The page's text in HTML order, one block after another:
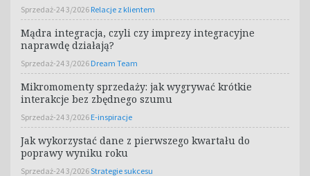
Sprzedaż-24 3/2026 Relacje z klientem
Mądra integracja, czyli czy imprezy integracyjne
naprawdę działają?
Sprzedaż-24 3/2026 Dream Team
Mikromomenty sprzedaży: jak wygrywać krótkie
interakcje bez zbędnego szumu
Sprzedaż-24 3/2026 E-inspiracje
Jak wykorzystać dane z pierwszego kwartału do
poprawy wyniku roku
Sprzedaż-24 3/2026Strategie sukcesu